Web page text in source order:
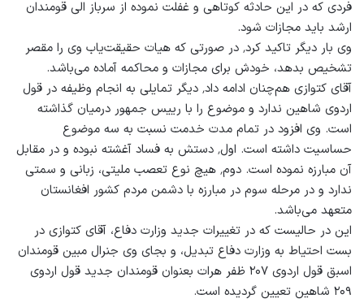
فردی که در این حادثه کوتاهی و غفلت نموده از سرباز الی قومندان
ارشد باید مجازات شود.
وی بار دیگر تاکید کرد٬ در صورتی که هیات حقیقت‌یاب وی را مقصر
تشخیص بدهد، خودش برای مجازات و محاکمه آماده می‌باشد.
آقای کتوازی هم‌چنان ادامه داد٬ دیگر تمایلی به انجام وظیفه در قول
اردوی شاهین ندارد و موضوع را با رییس جمهور درمیان گذاشته
است. وی افزود در تمام مدت خدمت نسبت به سه موضوع
حساسیت داشته است. اول٬ دستش به فساد آغشته نبوده و در مقابل
آن مبارزه نموده است. دوم٬ هیچ نوع تعصب ملیتی، زبانی و سمتی
ندارد و در مرحله سوم در مبارزه با دشمن مردم کشور افغانستان
متعهد می‌باشد.
این در حالیست که در تغییرات جدید وزارت دفاع، آقای کتوازی در
بست احتیاط به وزارت دفاع تبدیل، و بجای وی جنرال مبین قومندان
اسبق قول اردوی ۲۰۷ ظفر هرات بعنوان قومندان جدید قول اردوی
۲۰۹ شاهین تعیین گردیده است.